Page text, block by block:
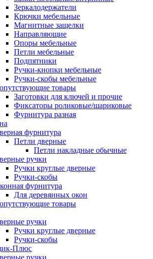
Зеркалодержатели
Крючки мебельные
Магнитные защелки
Направляющие
Опоры мебельные
Петли мебельные
Подпятники
Ручки-кнопки мебельные
Ручки-скобы мебельные
товары
Заготовки для ключей и прочие
Фиксаторы роликовые/шариковые
Фурнитура разная
фурнитура
Петли дверные
Петли накладные обычные
ручки
Ручки круглые дверные
Ручки-скобы
фурнитура
Для деревянных окон
товары
ручки
Ручки круглые дверные
Ручки-скобы
Плюс